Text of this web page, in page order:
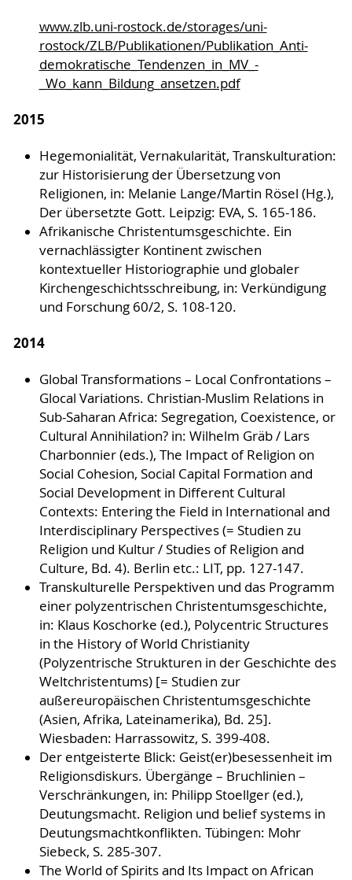
www.zlb.uni-rostock.de/storages/uni-
rostock/ZLB/Publikationen/Publikation_Anti-
demokratische_Tendenzen_in_MV_-
_Wo_kann_Bildung_ansetzen.pdf
2015
Hegemonialität, Vernakularität, Transkulturation:
zur Historisierung der Übersetzung von
Religionen, in: Melanie Lange/Martin Rösel (Hg.),
Der übersetzte Gott. Leipzig: EVA, S. 165-186.
Afrikanische Christentumsgeschichte. Ein
vernachlässigter Kontinent zwischen
kontextueller Historiographie und globaler
Kirchengeschichtsschreibung, in: Verkündigung
und Forschung 60/2, S. 108-120.
2014
Global Transformations – Local Confrontations –
Glocal Variations. Christian-Muslim Relations in
Sub-Saharan Africa: Segregation, Coexistence, or
Cultural Annihilation? in: Wilhelm Gräb / Lars
Charbonnier (eds.), The Impact of Religion on
Social Cohesion, Social Capital Formation and
Social Development in Different Cultural
Contexts: Entering the Field in International and
Interdisciplinary Perspectives (= Studien zu
Religion und Kultur / Studies of Religion and
Culture, Bd. 4). Berlin etc.: LIT, pp. 127-147.
Transkulturelle Perspektiven und das Programm
einer polyzentrischen Christentumsgeschichte,
in: Klaus Koschorke (ed.), Polycentric Structures
in the History of World Christianity
(Polyzentrische Strukturen in der Geschichte des
Weltchristentums) [= Studien zur
außereuropäischen Christentumsgeschichte
(Asien, Afrika, Lateinamerika), Bd. 25].
Wiesbaden: Harrassowitz, S. 399-408.
Der entgeisterte Blick: Geist(er)besessenheit im
Religionsdiskurs. Übergänge – Bruchlinien –
Verschränkungen, in: Philipp Stoellger (ed.),
Deutungsmacht. Religion und belief systems in
Deutungsmachtkonflikten. Tübingen: Mohr
Siebeck, S. 285-307.
The World of Spirits and Its Impact on African